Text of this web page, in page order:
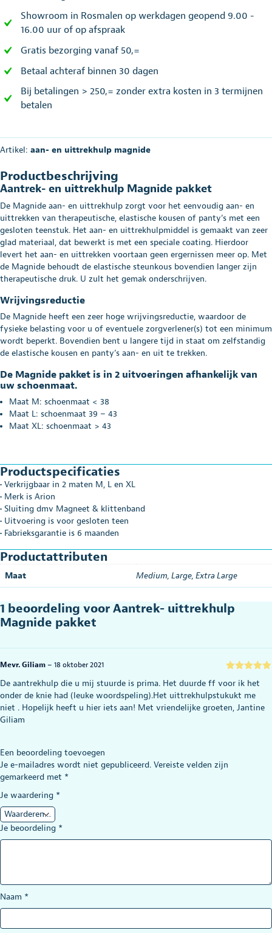
Showroom in Rosmalen op werkdagen geopend 9.00 -
16.00 uur of op afspraak
Gratis bezorging vanaf 50,=
Betaal achteraf binnen 30 dagen
Bij betalingen > 250,= zonder extra kosten in 3 termijnen
betalen
Artikel: aan- en uittrekhulp magnide
Productbeschrijving
Aantrek- en uittrekhulp Magnide pakket
De Magnide aan- en uittrekhulp zorgt voor het eenvoudig aan- en
uittrekken van therapeutische, elastische kousen of panty’s met een
gesloten teenstuk. Het aan- en uittrekhulpmiddel is gemaakt van zeer
glad materiaal, dat bewerkt is met een speciale coating. Hierdoor
levert het aan- en uittrekken voortaan geen ergernissen meer op. Met
de Magnide behoudt de elastische steunkous bovendien langer zijn
therapeutische druk. U zult het gemak onderschrijven.
Wrijvingsreductie
De Magnide heeft een zeer hoge wrijvingsreductie, waardoor de
fysieke belasting voor u of eventuele zorgverlener(s) tot een minimum
wordt beperkt. Bovendien bent u langere tijd in staat om zelfstandig
de elastische kousen en panty’s aan- en uit te trekken.
De Magnide pakket is in 2 uitvoeringen afhankelijk van
uw schoenmaat.
Maat M: schoenmaat < 38
Maat L: schoenmaat 39 – 43
Maat XL: schoenmaat > 43
Productspecificaties
• Verkrijgbaar in 2 maten M, L en XL
• Merk is Arion
• Sluiting dmv Magneet & klittenband
• Uitvoering is voor gesloten teen
• Fabrieksgarantie is 6 maanden
Productattributen
Maat Medium, Large, Extra Large
1 beoordeling voor Aantrek- uittrekhulp
Magnide pakket
5uit 5
Mevr. Giliam – 18 oktober 2021
De aantrekhulp die u mij stuurde is prima. Het duurde ff voor ik het
onder de knie had (leuke woordspeling).Het uittrekhulpstukukt me
niet . Hopelijk heeft u hier iets aan! Met vriendelijke groeten, Jantine
Giliam
Een beoordeling toevoegen
Je e-mailadres wordt niet gepubliceerd. Vereiste velden zijn
gemarkeerd met *
Je waardering *
Je beoordeling *
Naam *